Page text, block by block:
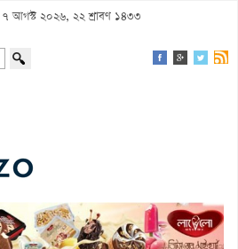
৭ আগস্ট ২০২৬, ২২ শ্রাবণ ১৪৩৩